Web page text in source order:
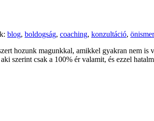
blog, boldogság, coaching, konzultáció,
hozunk magunkkal, amikkel gyakran nem
szerint csak a 100% ér valamit, és ezzel